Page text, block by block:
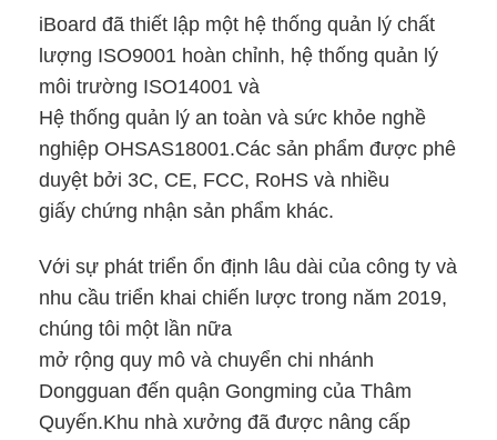
Bảng tương tác LED
Bảng trắng màn hình cảm ứng tương tác
Bảng trắng tương tác tất cả trong một
bảng trắng tương tác di động
Bảng máy chiếu tương tác
Khung cảm ứng hồng ngoại
Đế bảng trắng tương tác
Máy ảnh tài liệu Visualizer
iBoard đã thiết lập một hệ thống quản lý chất
lượng ISO9001 hoàn chỉnh, hệ thống quản lý
môi trường ISO14001 và
Hệ thống quản lý an toàn và sức khỏe nghề
nghiệp OHSAS18001.Các sản phẩm được phê
duyệt bởi 3C, CE, FCC, RoHS và nhiều
giấy chứng nhận sản phẩm khác.
Với sự phát triển ổn định lâu dài của công ty và
nhu cầu triển khai chiến lược trong năm 2019,
chúng tôi một lần nữa
mở rộng quy mô và chuyển chi nhánh
Dongguan đến quận Gongming của Thâm
Quyến.Khu nhà xưởng đã được nâng cấp